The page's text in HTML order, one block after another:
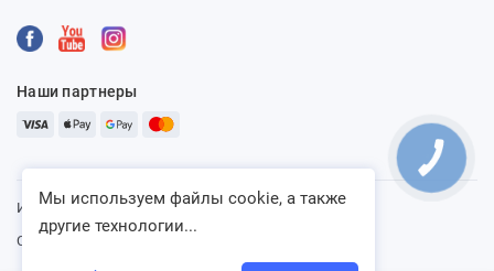
Наши партнеры
Интернет-магазин «Ventbazar», 2013 - 2026
Сайт разработан:
Мы используем файлы cookie, а также
другие технологии...
КНОПКА
СВЯЗИ